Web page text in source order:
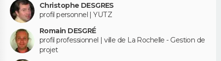
Christophe DESGRES
profil personnel | YUTZ
Romain DESGRÉ
profil professionnel | ville de La Rochelle - Gestion de
projet